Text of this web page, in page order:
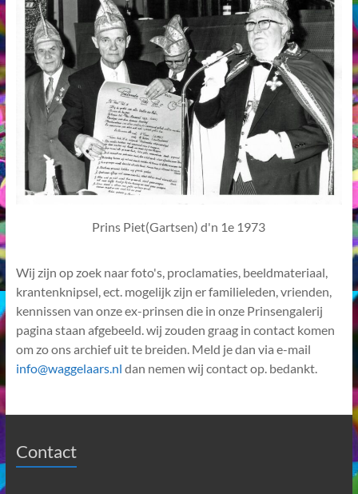
Prins Piet(Gartsen) d'n 1e 1973
Wij zijn op zoek naar foto's, proclamaties, beeldmateriaal,
krantenknipsel, ect. mogelijk zijn er familieleden, vrienden,
kennissen van onze ex-prinsen die in onze Prinsengalerij
pagina staan afgebeeld. wij zouden graag in contact komen
om zo ons archief uit te breiden. Meld je dan via e-mail
info@waggelaars.nl dan nemen wij contact op. bedankt.
Contact